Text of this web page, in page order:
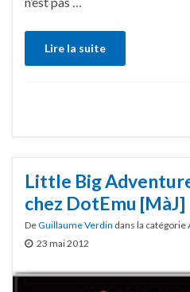
Lire la suite
Little Big
chez DotEmu [MàJ]
DeGuillaume Verdin dans la catégorie
23 mai 2012